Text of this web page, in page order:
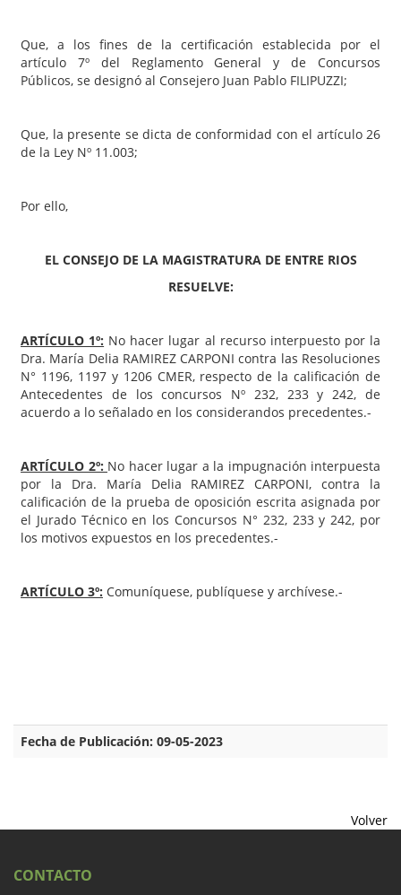
Que, a los fines de la certificación establecida por el
artículo 7º del Reglamento General y de Concursos
Públicos, se designó al Consejero Juan Pablo FILIPUZZI;
Que, la presente se dicta de conformidad con el artículo 26
de la Ley Nº 11.003;
Por ello,
EL CONSEJO DE LA MAGISTRATURA DE ENTRE RIOS
RESUELVE:
ARTÍCULO 1º: No hacer lugar al recurso interpuesto por la
Dra. María Delia RAMIREZ CARPONI contra las Resoluciones
N° 1196, 1197 y 1206 CMER, respecto de la calificación de
Antecedentes de los concursos Nº 232, 233 y 242, de
acuerdo a lo señalado en los considerandos precedentes.-
ARTÍCULO 2º: No hacer lugar a la impugnación interpuesta
por la Dra. María Delia RAMIREZ CARPONI, contra la
calificación de la prueba de oposición escrita asignada por
el Jurado Técnico en los Concursos N° 232, 233 y 242, por
los motivos expuestos en los precedentes.-
ARTÍCULO 3º: Comuníquese, publíquese y archívese.-
Fecha de Publicación: 09-05-2023
Volver
CONTACTO